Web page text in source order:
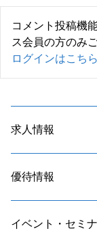
コメント投稿機
ス会員の方のみ
ログインはこちら
求人情報
優待情報
イベント・セミ